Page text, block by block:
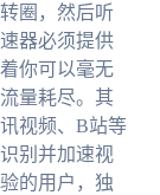
圈，然后听
器必须提供
你可以毫无
量耗尽。其
视频、B站等
别并加速视
的用户，独